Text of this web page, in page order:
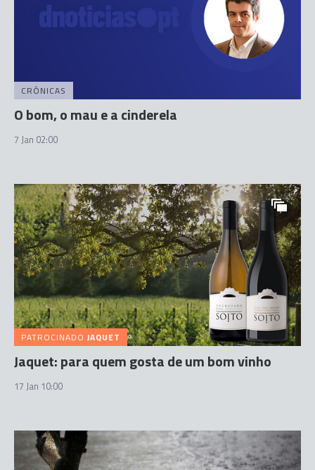
CRÓNICAS
O bom, o mau e a cinderela
7 Jan 02:00
PATROCINADO JAQUET
Jaquet: para quem gosta de um bom vinho
17 Jan 10:00